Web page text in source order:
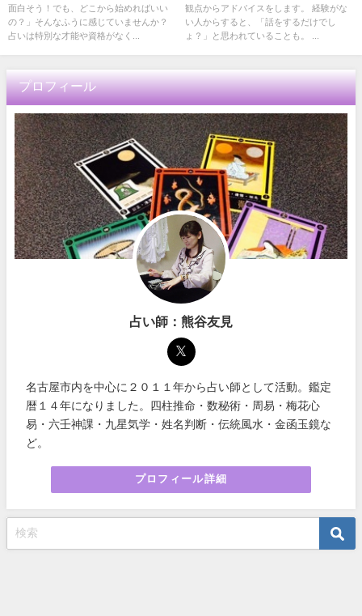
面白そう！でも、どこから始めればいい
の？」そんなふうに感じていませんか？
占いは特別な才能や資格がなく...
観点からアドバイスをします。 経験がな
い人からすると、「話をするだけでし
ょ？」と思われていることも。 ...
プロフィール
占い師：熊谷友見
名古屋市内を中心に２０１１年から占い師として活動。鑑定
暦１４年になりました。四柱推命・数秘術・周易・梅花心
易・六壬神課・九星気学・姓名判断・伝統風水・金函玉鏡な
ど。
プロフィール詳細